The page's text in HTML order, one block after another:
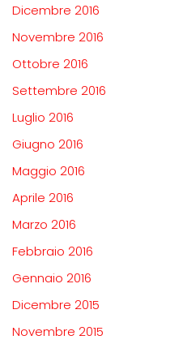
Dicembre 2016
Novembre 2016
Ottobre 2016
Settembre 2016
Luglio 2016
Giugno 2016
Maggio 2016
Aprile 2016
Marzo 2016
Febbraio 2016
Gennaio 2016
Dicembre 2015
Novembre 2015